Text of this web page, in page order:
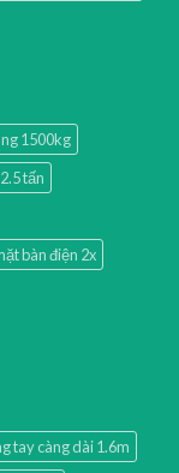
1500kg
tấn
bàn điện 2x
tay càng dài 1.6m